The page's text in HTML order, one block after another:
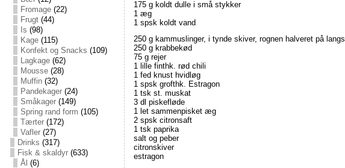
Fromage(22)
Frugt(44)
Is (98)
Kage(115)
Konfekt og Snacks (109)
Lagkage(62)
Mousse(28)
Muffin(32)
Pandekager(24)
Småkager(149)
Spring rand form (105)
Tærter(172)
Vafler(27)
Drinks (317)
Fisk & skaldyr(633)
Ål (6)
175 g koldt dulle i små stykker
1 æg
1 spsk koldt vand
250 g kammuslinger, i tynde skiver, rognen halveret på langs
250 g krabbekød
75 g rejer
1 lille finthk. rød chili
1 fed knust hvidløg
1 spsk grofthk. Estragon
1 tsk st. muskat
3 dl piskefløde
1 let sammenpisket æg
2 spsk citronsaft
1 tsk paprika
salt og peber
citronskiver
estragon